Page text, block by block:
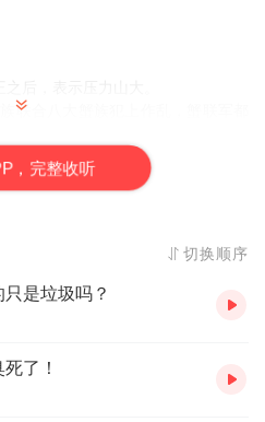
联合八大蟹族犯上作乱，蟹联军都
”
，您的龙王庙和无敌江景豪宅都被
门了！”
遗产吧。”
打上门了！”
敖丙的遗产吧。”
成任何形式，严禁在任何第三方平
P，完整收听
切换顺序
是垃圾吗？
了！